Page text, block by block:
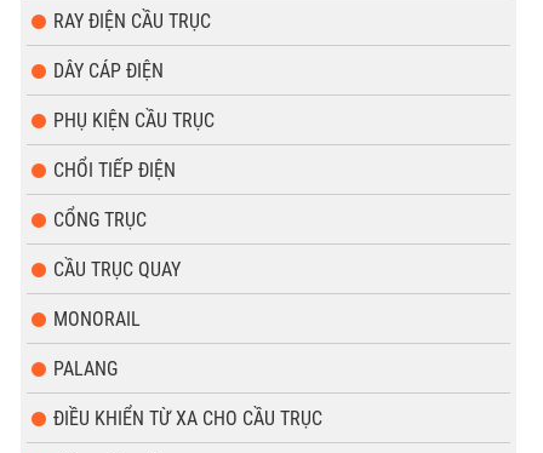
RAY ĐIỆN CẦU TRỤC
DÂY CÁP ĐIỆN
PHỤ KIỆN CẦU TRỤC
CHỔI TIẾP ĐIỆN
CỔNG TRỤC
CẦU TRỤC QUAY
MONORAIL
PALANG
ĐIỀU KHIỂN TỪ XA CHO CẦU TRỤC